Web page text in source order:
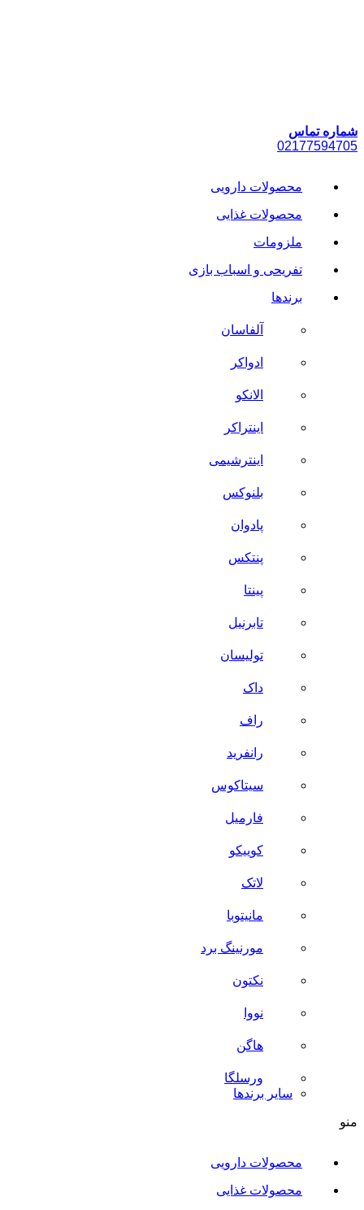
شماره تماس
02177594705
محصولات دارویی
محصولات غذایی
ملزومات
تفریحی و اسباب بازی
برندها
آلفاسان
ادواکر
الانکو
اینتراکر
اینترشیمی
بلنوکس
پادوان
پنتکس
پینتا
تابرنیل
تولیسان
داک
راف
رانفرید
سیتاکوس
فارمیل
کوییکو
لاتک
مانیتوبا
مورنینگ برد
نکتون
نووا
هاگن
ورسلگا
سایر برند‌ها
منو
محصولات دارویی
محصولات غذایی